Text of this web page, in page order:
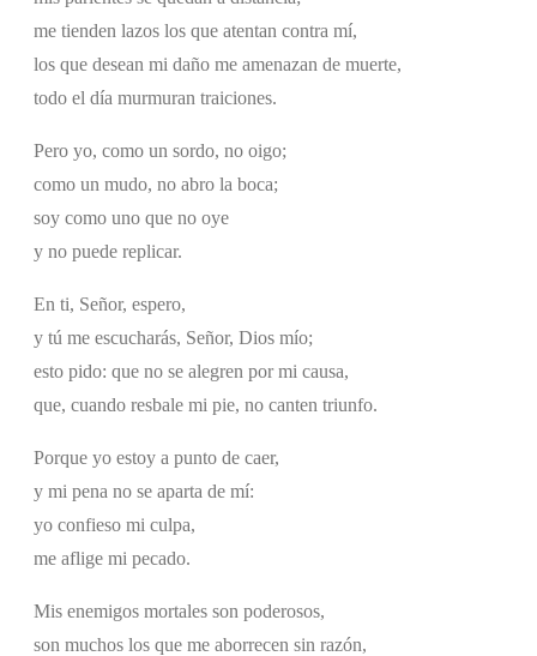
me tienden lazos los que atentan contra mí,
los que desean mi daño me amenazan de muerte,
todo el día murmuran traiciones.
Pero yo, como un sordo, no oigo;
como un mudo, no abro la boca;
soy como uno que no oye
y no puede replicar.
En ti, Señor, espero,
y tú me escucharás, Señor, Dios mío;
esto pido: que no se alegren por mi causa,
que, cuando resbale mi pie, no canten triunfo.
Porque yo estoy a punto de caer,
y mi pena no se aparta de mí:
yo confieso mi culpa,
me aflige mi pecado.
Mis enemigos mortales son poderosos,
son muchos los que me aborrecen sin razón,